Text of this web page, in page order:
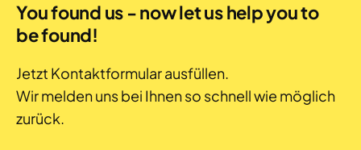
You found us - now let us help you to
be found!
Jetzt Kontaktformular ausfüllen.
Wir melden uns bei Ihnen so schnell wie möglich
zurück.